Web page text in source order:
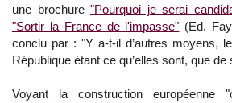
une brochure "Pourquoi je serai
"Sortir la France de l'impasse" (Ed.
conclu par : "Y a-t-il d’autres moyens,
République étant ce qu’elles sont, que
Voyant la construction européenne